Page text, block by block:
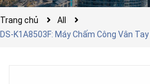
Trang chủ
All
DS-K1A8503F: Máy Chấm Công Vân